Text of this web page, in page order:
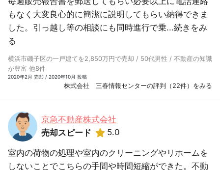
もなく大変良心的に簡潔に説明してもらい納得できま
した。引っ越し等の相談にも同時進行で乗...続きをみ
る
横浜市磯子区の一戸建てを2,850万円で売却 / 50代男性 / 不動産の知識
が豊富 他8件
2020年2月 売却 / 2020年10月 投稿
株式会社 三春情報センターの評判（22件）をみる
京急不動産株式会社
売却スピード
5.0
室内の荷物の処理や室内のクリーニングやリホームを
しないことでこちらの手間や時間短縮ができた。不動